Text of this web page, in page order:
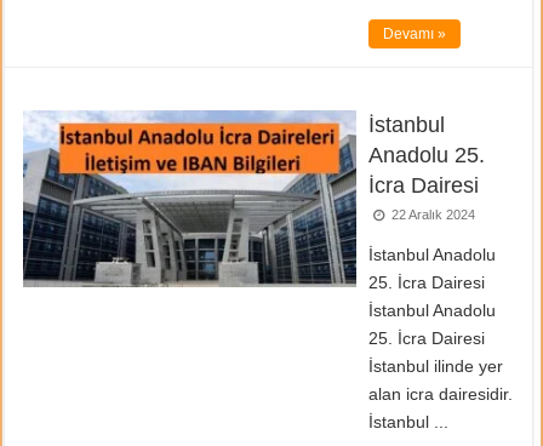
Devamı »
İstanbul
Anadolu 25.
İcra Dairesi
22 Aralık 2024
İstanbul Anadolu
25. İcra Dairesi
İstanbul Anadolu
25. İcra Dairesi
İstanbul ilinde yer
alan icra dairesidir.
İstanbul ...